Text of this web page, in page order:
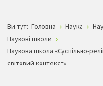
Ви тут: Головна Наука
Наукові школи
Наукова школа «Суспільно-
світовий контекст»